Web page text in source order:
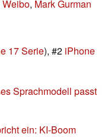
, Mark Gurman
17 Serie), #2 iPhone
Sprachmodell passt
ein: KI-Boom